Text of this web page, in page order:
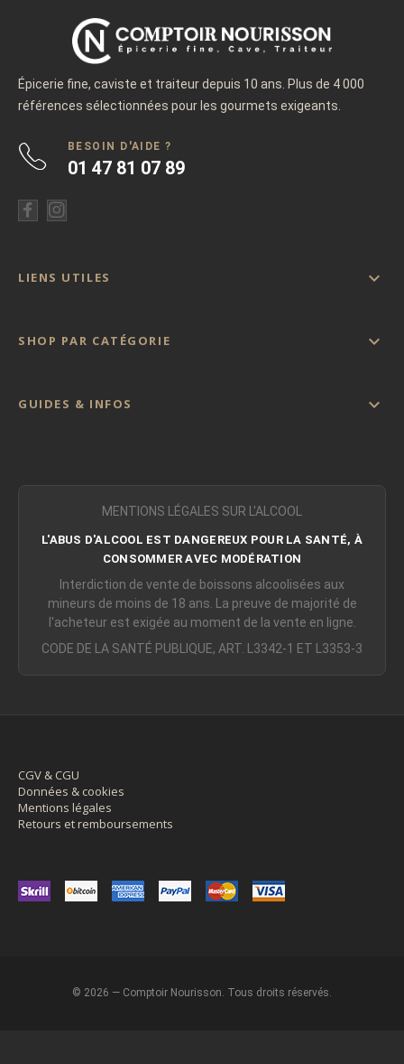
Épicerie fine, caviste et traiteur depuis 10 ans. Plus de 4 000
références sélectionnées pour les gourmets exigeants.
BESOIN D'AIDE ?
01 47 81 07 89
LIENS UTILES 
SHOP PAR CATÉGORIE 
GUIDES & INFOS 
MENTIONS LÉGALES SUR L'ALCOOL
L'ABUS D'ALCOOL EST DANGEREUX POUR LA SANTÉ, À
CONSOMMER AVEC MODÉRATION
Interdiction de vente de boissons alcoolisées aux
mineurs de moins de 18 ans. La preuve de majorité de
l'acheteur est exigée au moment de la vente en ligne.
CODE DE LA SANTÉ PUBLIQUE, ART. L3342-1 ET L3353-3
CGV & CGU
Données & cookies
Mentions légales
Retours et remboursements
© 2026 — Comptoir Nourisson. Tous droits réservés.